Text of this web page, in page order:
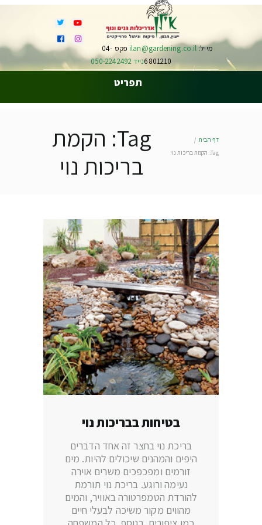
מייל:ilan@gardening.co.il
פקס 04-
6801210נייד 050-2242492
תפריט
Tag: הקמת
בריכות נוי
דף הבית
Tag: הקמת בריכות נוי
בטיחות בבריכות נוי
בריכת נוי בחצר זה אחד הדברים
היפים והמהנים שיכולים להיות. מים
זורמים ומפכפכים משרים אוירה
נעימה ורוגע. בריכת נוי תורמת
להורדת הטמפרטורה באוויר, והמים
מהווים מקור משיכה לבעלי חיים